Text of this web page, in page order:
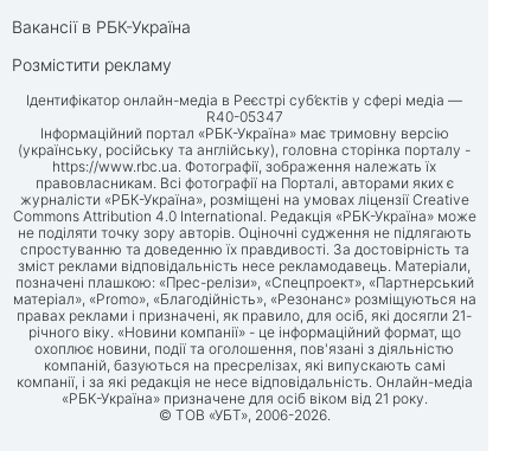
Вакансії в РБК-Україна
Розмістити рекламу
Ідентифікатор онлайн-медіа в Реєстрі суб’єктів у сфері медіа —
R40-05347
Інформаційний портал «РБК-Україна» має тримовну версію
(українську, російську та англійську), головна сторінка порталу -
https://www.rbc.ua. Фотографії, зображення належать їх
правовласникам. Всі фотографії на Порталі, авторами яких є
журналісти «РБК-Україна», розміщені на умовах ліцензії Creative
Commons Attribution 4.0 International. Редакція «РБК-Україна» може
не поділяти точку зору авторів. Оціночні судження не підлягають
спростуванню та доведенню їх правдивості. За достовірність та
зміст реклами відповідальність несе рекламодавець. Матеріали,
позначені плашкою: «Прес-релізи», «Спецпроект», «Партнерський
матеріал», «Promo», «Благодійність», «Резонанс» розміщуються на
правах реклами і призначені, як правило, для осіб, які досягли 21-
річного віку. «Новини компанії» - це інформаційний формат, що
охоплює новини, події та оголошення, пов'язані з діяльністю
компаній, базуються на пресрелізах, які випускають самі
компанії, і за які редакція не несе відповідальність. Онлайн-медіа
«РБК-Україна» призначене для осіб віком від 21 року.
© ТОВ «УБТ», 2006-2026.